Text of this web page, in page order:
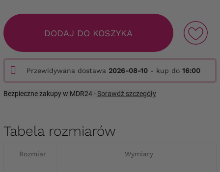
DODAJ DO KOSZYKA
Przewidywana dostawa 2026-08-10 - kup do 16:00
Bezpieczne zakupy w MDR24 -Sprawdź szczegóły
Tabela rozmiarów
Rozmiar Wymiary